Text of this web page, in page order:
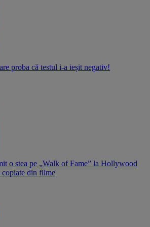
proba că testul i-a ieșit negativ!
o stea pe „Walk of Fame” la Hollywood
copiate din filme